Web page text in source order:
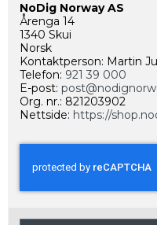
NoDig Norway AS
Årenga 14
1340 Skui
Norsk
Kontaktperson: Martin
Telefon: 921 39 000
E-post:
Org. nr.: 821203902
Nettside: https://